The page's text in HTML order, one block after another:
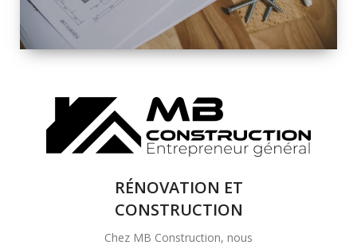
SOLUTIONS DE
RÉNOVATION
COMPLÈTE
RÉNOVATION ET
CONSTRUCTION
Chez MB Construction, nous